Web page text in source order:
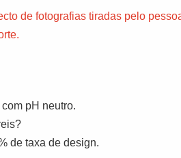
de fotografias tiradas pelo
pH neutro.
de taxa de design.